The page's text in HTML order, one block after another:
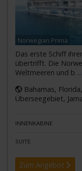
Norwegian Prima
Das erste Schiff
übertrifft. Die
Weltmeeren und b
Bahamas,
Überseegebiet,
INNENKABINE
SUITE
Zum Angebot